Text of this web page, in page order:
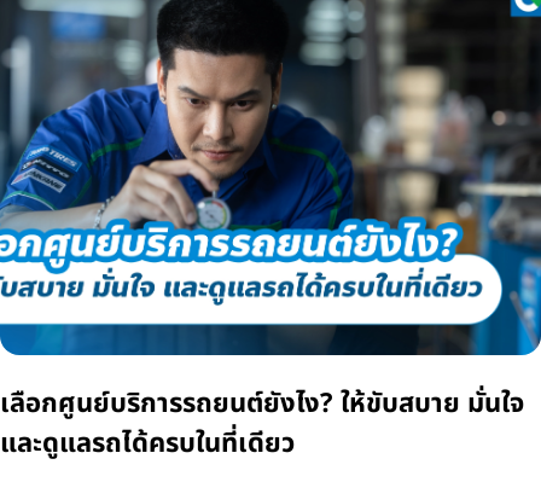
เลือกศูนย์บริการรถยนต์ยังไง? ให้ขับสบาย มั่นใจ
และดูแลรถได้ครบในที่เดียว